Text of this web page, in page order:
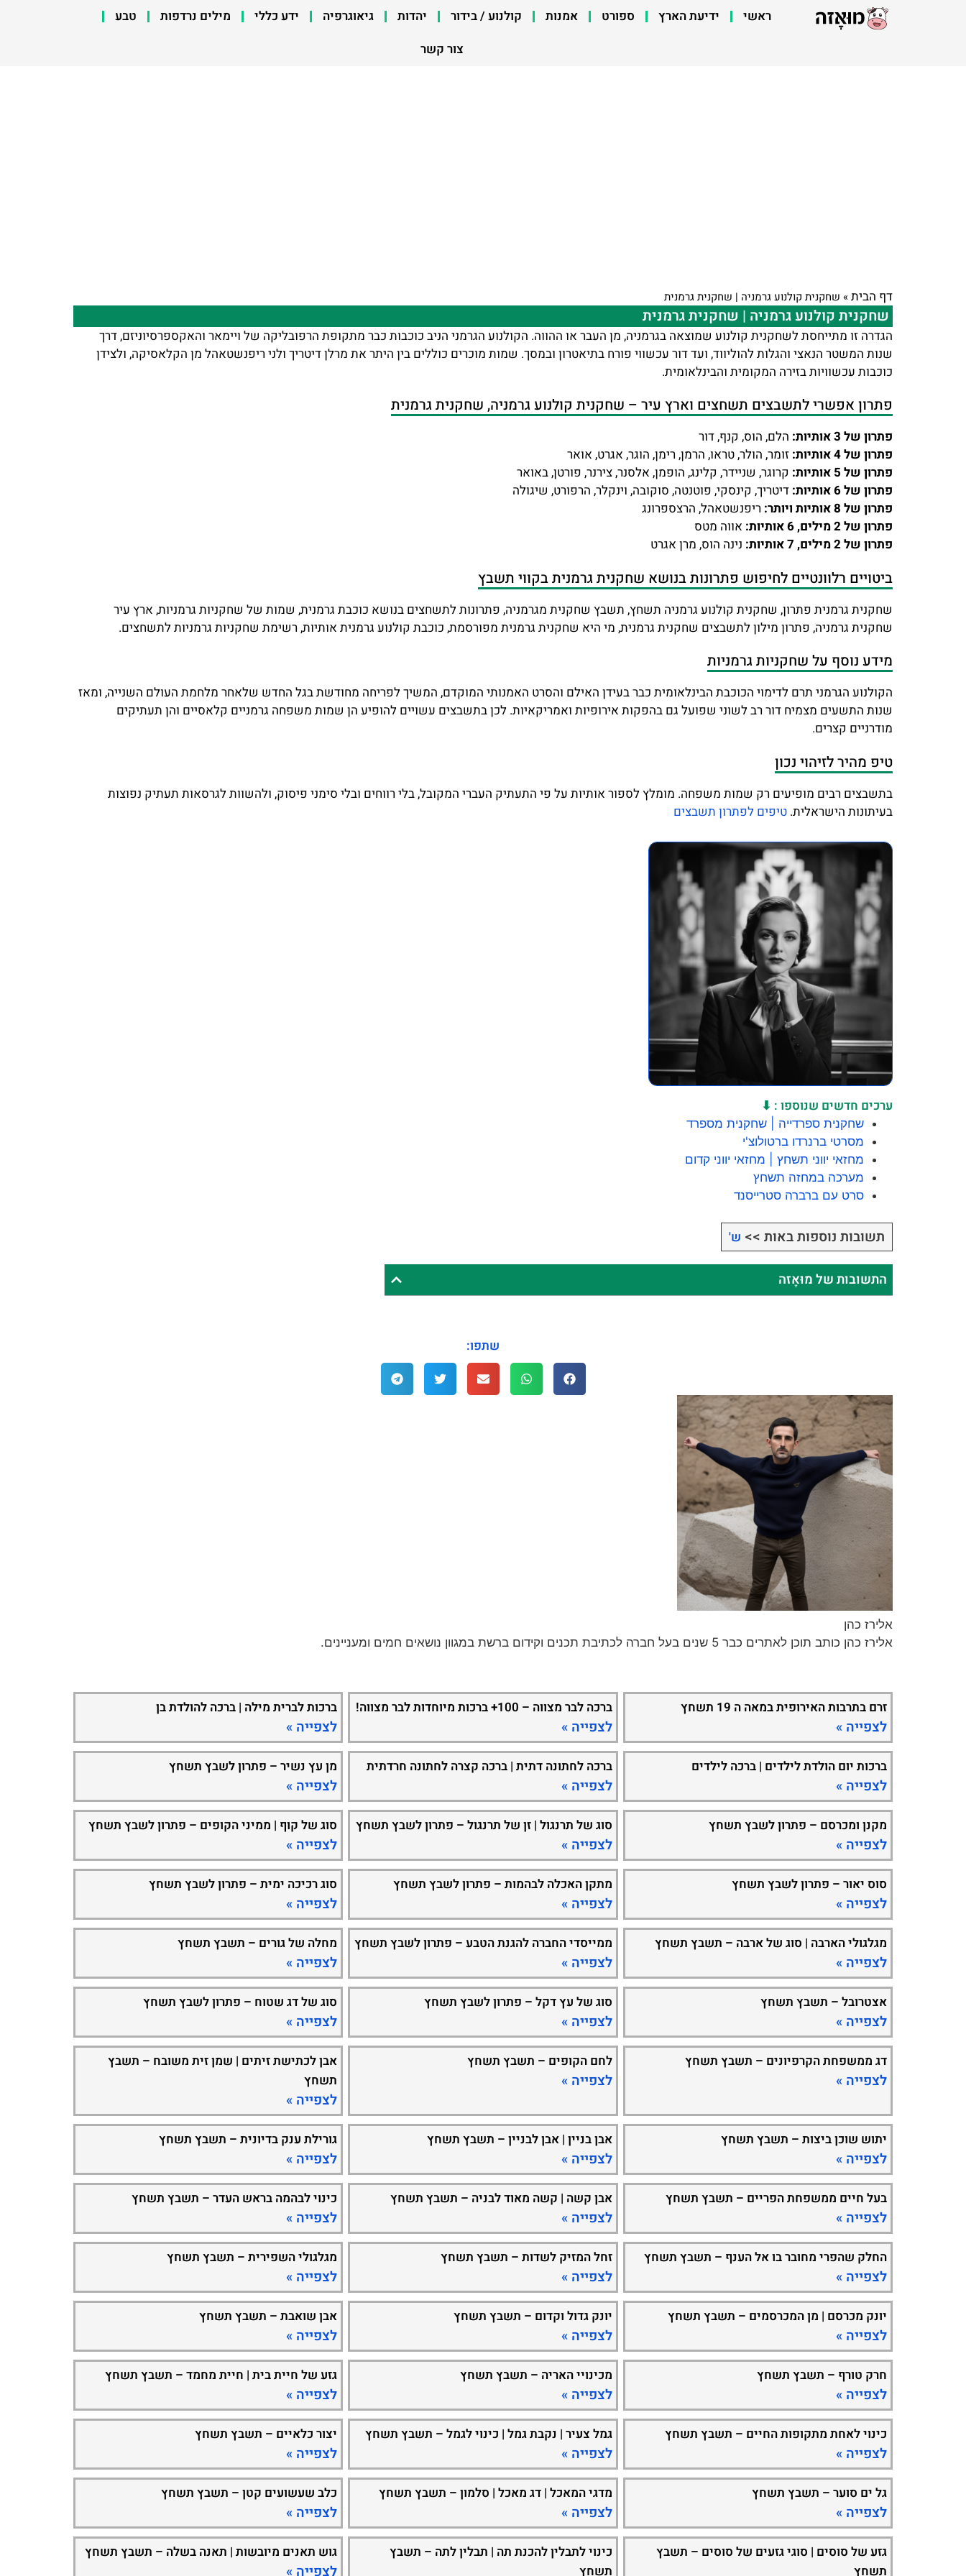
ראשי ידיעת הארץ ספורט אמנות קולנוע / בידור יהדות גיאוגרפיה ידע כללי מילים נרדפות
טבע
צור קשר
דף הבית» שחקנית קולנוע גרמניה | שחקנית גרמנית
שחקנית קולנוע גרמניה | שחקנית גרמנית
הגדרה זו מתייחסת לשחקנית קולנוע שמוצאה בגרמניה, מן העבר או ההווה. הקולנוע הגרמני הניב כוכבות כבר מתקופת הרפובליקה של ויימאר והאקספרסיוניזם, דרך
שנות המשטר הנאצי והגלות להוליווד, ועד דור עכשווי פורח בתיאטרון ובמסך. שמות מוכרים כוללים בין היתר את מרלן דיטריך ולני ריפנשטאהל מן הקלאסיקה, ולצידן
כוכבות עכשוויות בזירה המקומית והבינלאומית.
פתרון אפשרי לתשבצים תשחצים וארץ עיר – שחקנית קולנוע גרמניה, שחקנית גרמנית
פתרון של 3 אותיות:
הלם, הוס, קנף, דור
פתרון של 4 אותיות:
זומר, הולר, טראו, הרמן, רימן, הוגר, אגרט, אואר
פתרון של 5 אותיות:
קרוגר, שניידר, קלינג, הופמן, אלסנר, צירנר, פורטן, באואר
פתרון של 6 אותיות:
דיטריך, קינסקי, פוטנטה, סוקובה, וינקלר, הרפורט, שיגולה
פתרון של 8 אותיות ויותר:
ריפנשטאהל, הרצספרונג
פתרון של 2 מילים, 6 אותיות:
אווה מטס
פתרון של 2 מילים, 7 אותיות:
נינה הוס, מרן אגרט
ביטויים רלוונטיים לחיפוש פתרונות בנושא שחקנית גרמנית בקווי תשבץ
שחקנית גרמנית פתרון, שחקנית קולנוע גרמניה תשחץ, תשבץ שחקנית מגרמניה, פתרונות לתשחצים בנושא כוכבת גרמנית, שמות של שחקניות גרמניות, ארץ עיר
שחקנית גרמניה, פתרון מילון לתשבצים שחקנית גרמנית, מי היא שחקנית גרמנית מפורסמת, כוכבת קולנוע גרמנית אותיות, רשימת שחקניות גרמניות לתשחצים.
מידע נוסף על שחקניות גרמניות
הקולנוע הגרמני תרם לדימוי הכוכבת הבינלאומית כבר בעידן האילם והסרט האמנותי המוקדם, המשיך לפריחה מחודשת בגל החדש שלאחר מלחמת העולם השנייה, ומאז
שנות התשעים מצמיח דור רב לשוני שפועל גם בהפקות אירופיות ואמריקאיות. לכן בתשבצים עשויים להופיע הן שמות משפחה גרמניים קלאסיים והן תעתיקים
מודרניים קצרים.
טיפ מהיר לזיהוי נכון
בתשבצים רבים מופיעים רק שמות משפחה. מומלץ לספור אותיות על פי התעתיק העברי המקובל, בלי רווחים ובלי סימני פיסוק, ולהשוות לגרסאות תעתיק נפוצות
בעיתונות הישראלית. טיפים לפתרון תשבצים
ערכים חדשים שנוספו : ⬇
שחקנית ספרדייה | שחקנית מספרד
מסרטי ברנרדו ברטולוצ'י
מחזאי יווני תשחץ | מחזאי יווני קדום
מערכה במחזה תשחץ
סרט עם ברברה סטרייסנד
תשובות נוספות באות >> ש'
התשובות של מוּאָזה
שתפו:
אלירז כהן
אלירז כהן כותב תוכן לאתרים כבר 5 שנים בעל חברה לכתיבת תכנים וקידום ברשת במגוון נושאים חמים ומעניינים.
זרם בתרבות האירופית במאה ה 19 תשחץ
לצפייה »
ברכה לבר מצווה – 100+ ברכות מיוחדות לבר מצווה!
לצפייה »
ברכות לברית מילה | ברכה להולדת בן
לצפייה »
ברכות יום הולדת לילדים | ברכה לילדים
לצפייה »
ברכה לחתונה דתית | ברכה קצרה לחתונה חרדתית
לצפייה »
מן עץ נשיר – פתרון לשבץ תשחץ
לצפייה »
מקנן ומכרסם – פתרון לשבץ תשחץ
לצפייה »
סוג של תרנגול | זן של תרנגול – פתרון לשבץ תשחץ
לצפייה »
סוג של קוף | ממיני הקופים – פתרון לשבץ תשחץ
לצפייה »
סוס יאור – פתרון לשבץ תשחץ
לצפייה »
מתקן האכלה לבהמות – פתרון לשבץ תשחץ
לצפייה »
סוג רכיכה ימית – פתרון לשבץ תשחץ
לצפייה »
מגלגולי הארבה | סוג של ארבה – תשבץ תשחץ
לצפייה »
ממייסדי החברה להגנת הטבע – פתרון לשבץ תשחץ
לצפייה »
מחלה של גורים – תשבץ תשחץ
לצפייה »
אצטרובל – תשבץ תשחץ
לצפייה »
סוג של עץ דקל – פתרון לשבץ תשחץ
לצפייה »
סוג של דג שטוח – פתרון לשבץ תשחץ
לצפייה »
דג ממשפחת הקרפיונים – תשבץ תשחץ
לצפייה »
לחם הקופים – תשבץ תשחץ
לצפייה »
אבן לכתישת זיתים | שמן זית משובח – תשבץ
תשחץ
לצפייה »
יתוש שוכן ביצות – תשבץ תשחץ
לצפייה »
אבן בניין | אבן לבניין – תשבץ תשחץ
לצפייה »
גורילת ענק בדיונית – תשבץ תשחץ
לצפייה »
בעל חיים ממשפחת הפריים – תשבץ תשחץ
לצפייה »
אבן קשה | קשה מאוד לבניה – תשבץ תשחץ
לצפייה »
כינוי לבהמה בראש העדר – תשבץ תשחץ
לצפייה »
החלק שהפרי מחובר בו אל הענף – תשבץ תשחץ
לצפייה »
זחל המזיק לשדות – תשבץ תשחץ
לצפייה »
מגלגולי השפירית – תשבץ תשחץ
לצפייה »
יונק מכרסם | מן המכרסמים – תשבץ תשחץ
לצפייה »
יונק גדול וקדום – תשבץ תשחץ
לצפייה »
אבן שואבת – תשבץ תשחץ
לצפייה »
חרק טורף – תשבץ תשחץ
לצפייה »
מכינויי האריה – תשבץ תשחץ
לצפייה »
גזע של חיית בית | חיית מחמד – תשבץ תשחץ
לצפייה »
כינוי לאחת מתקופות החיים – תשבץ תשחץ
לצפייה »
גמל צעיר | נקבת גמל | כינוי לגמל – תשבץ תשחץ
לצפייה »
יצור כלאיים – תשבץ תשחץ
לצפייה »
גל ים סוער – תשבץ תשחץ
לצפייה »
מדגי המאכל | דג מאכל | סלמון – תשבץ תשחץ
לצפייה »
כלב שעשועים קטן – תשבץ תשחץ
לצפייה »
גזע של סוסים | סוגי גזעים של סוסים – תשבץ
תשחץ
כינוי לתבלין להכנת תה | תבלין לתה – תשבץ
תשחץ
גוש תאנים מיובשות | תאנה בשלה – תשבץ תשחץ
לצפייה »